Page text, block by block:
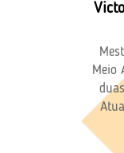
Meio